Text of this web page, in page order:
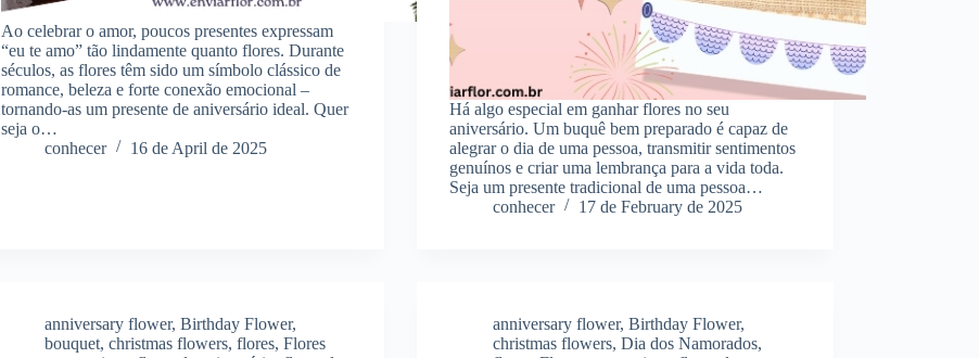
Ao celebrar o amor, poucos presentes expressam
“eu te amo” tão lindamente quanto flores. Durante
séculos, as flores têm sido um símbolo clássico de
romance, beleza e forte conexão emocional –
tornando-as um presente de aniversário ideal. Quer
seja o…
conhecer
16 de April de 2025
Há algo especial em ganhar flores no seu
aniversário. Um buquê bem preparado é capaz de
alegrar o dia de uma pessoa, transmitir sentimentos
genuínos e criar uma lembrança para a vida toda.
Seja um presente tradicional de uma pessoa…
conhecer
17 de February de 2025
anniversary flower,Birthday Flower,
bouquet,christmas flowers,flores,Flores
anniversary flower,Birthday Flower,
christmas flowers,Dia dos Namorados,